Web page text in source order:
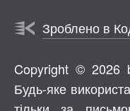
Зроблено в
Copyright © 2026
Будь-яке